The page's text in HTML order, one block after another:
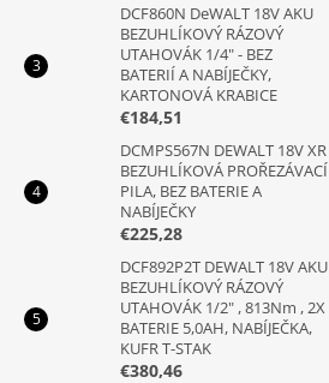
DCF860N DeWALT 18V AKU
BEZUHLÍKOVÝ RÁZOVÝ
UTAHOVÁK 1/4" - BEZ
BATERIÍ A NABÍJEČKY,
KARTONOVÁ KRABICE
€184,51
DCMPS567N DEWALT 18V XR
BEZUHLÍKOVÁ PROŘEZÁVACÍ
PILA, BEZ BATERIE A
NABÍJEČKY
€225,28
DCF892P2T DEWALT 18V AKU
BEZUHLÍKOVÝ RÁZOVÝ
UTAHOVÁK 1/2" , 813Nm , 2X
BATERIE 5,0AH, NABÍJEČKA,
KUFR T-STAK
€380,46